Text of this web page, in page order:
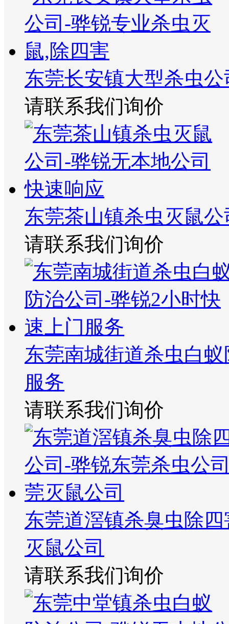
东莞长安镇大型杀虫
请联系我们询价
东莞茶山镇杀虫灭鼠
请联系我们询价
东莞南城街道杀虫白
服务
请联系我们询价
东莞道滘镇杀臭虫除
灭鼠公司
请联系我们询价